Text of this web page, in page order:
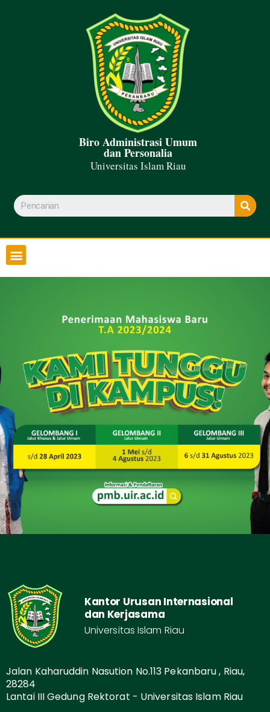
Biro Administrasi Umum
dan Personalia
Universitas Islam Riau
Kantor Urusan Internasional
dan Kerjasama
Universitas Islam Riau
Jalan Kaharuddin Nasution No.113 Pekanbaru , Riau,
28284
Lantai III Gedung Rektorat - Universitas Islam Riau